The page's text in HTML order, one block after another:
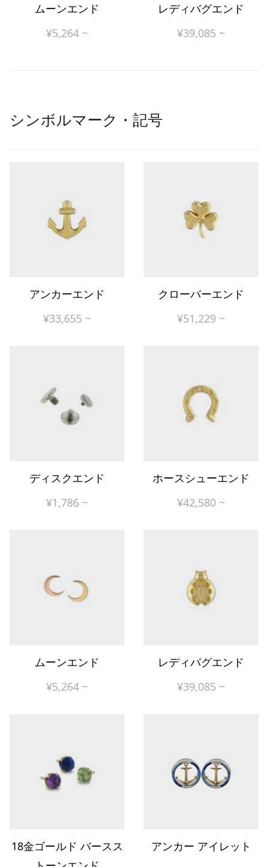
ムーンエンド
¥5,264 ~
レディバグエンド
¥39,085 ~
シンボルマーク・記号
アンカーエンド
¥33,655 ~
クローバーエンド
¥51,229 ~
ディスクエンド
¥1,786 ~
ホースシューエンド
¥42,580 ~
ムーンエンド
¥5,264 ~
レディバグエンド
¥39,085 ~
18金ゴールド バースス
アンカー アイレット